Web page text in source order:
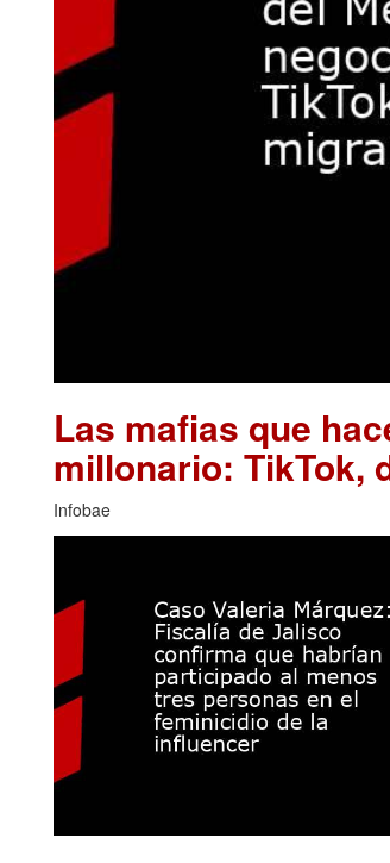
Las mafias que
millonario: TikTok,
Infobae